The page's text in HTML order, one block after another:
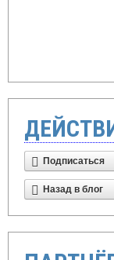
Подписаться
Назад в блог